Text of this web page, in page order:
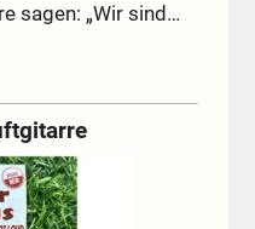
sagen: „Wir sind…